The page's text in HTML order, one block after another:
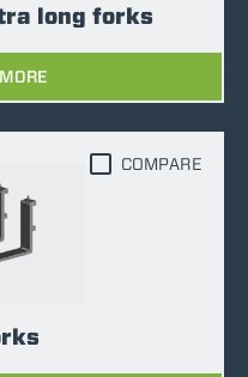
long forks
COMPARE